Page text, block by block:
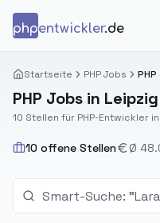
phpentwickler.de
Startseite PHP Jobs
PHP Jobs in Leipzig
10 Stellen für PHP-Entwickler
10 offene Stellen Ø